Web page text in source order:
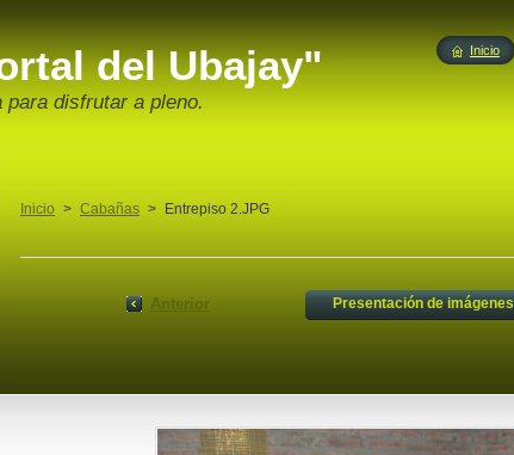
del Ubajay"
para disfrutar a pleno.
Inicio > Cabañas > Entrepiso 2.JPG
Anterior Presentación de imágenes
Inicio